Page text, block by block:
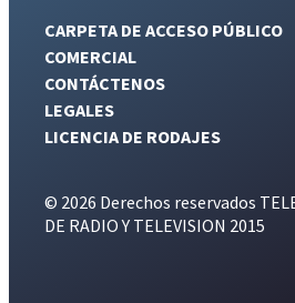
CARPETA DE ACCESO PÚBLICO
COMERCIAL
CONTÁCTENOS
LEGALES
LICENCIA DE RODAJES
© 2026 Derechos reservados
DE RADIO Y TELEVISION 2015